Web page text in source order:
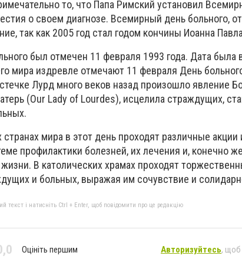
то, что Папа Римский установил
о своем диагнозе. Всемирный день больного,
так как 2005 год стал годом кончины Иоанна
был отмечен 11 февраля 1993 года. Дата была
мира издревле отмечают 11 февраля День
Лурд много веков назад произошло явление
(Our Lady of Lourdes), исцелила страждущих,
мира в этот день проходят различные акции
профилактики болезней, их лечения и, конечно
В католических храмах проходят
и больных, выражая им сочувствие и
текст і натисніть Ctrl + Enter, щоб повідомити про це редакцію
Оцініть першим Авторизуйтесь, щоб